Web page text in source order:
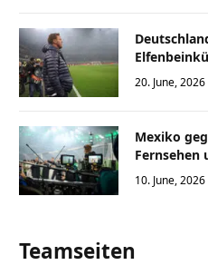
20. June,
Mexiko
Fernsehen
10. June, 2026
Teamseiten